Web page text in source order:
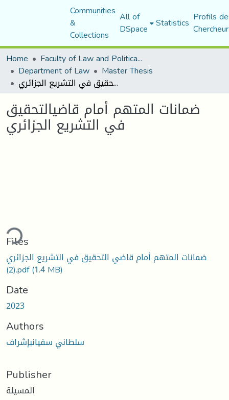
Communities
&
Collections
All of
DSpace Statistics Profils
Home
Faculty of Law and Political Science
Department of Law Master Thesis
ضمانات المتهم أمام قاضيالتحقيق في التشريع الجزائري
ضمانات المتهم أمام قاضيالتحقيق
في التشريع الجزائري
Files
ضمانات المتهم أمام قاضي التحقيق في التشريع الجزائري
(2).pdf(1.4 MB)
Date
2023
Authors
سلطاني سفيانبإشراف
Publisher
المسيلة